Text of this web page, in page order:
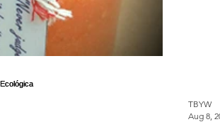
TBYW
Aug 8,